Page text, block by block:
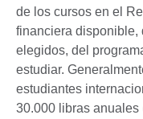
de los cursos en el
financiera disponible,
elegidos, del
estudiar.
estudiantes
30.000 libras